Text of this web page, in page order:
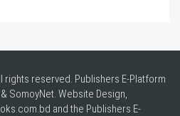
rights reserved. Publishers E-Platform
SomoyNet. Website Design,
and the Publishers E-